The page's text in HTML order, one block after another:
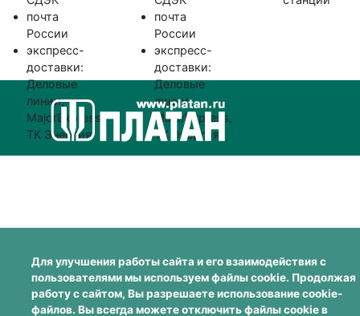
почта
России
экспресс-
доставки:
Деловые
линии,
MajorExpress,
ТК Энергия
почта
России
экспресс-
доставки:
Деловые
линии,
MajorExpress,
ТК Энергия
Для улучшения работы сайта и его взаимодействия с
пользователями мы используем файлы cookie. Продолжая
работу с сайтом, Вы разрешаете использование cookie-
файлов. Вы всегда можете отключить файлы cookie в